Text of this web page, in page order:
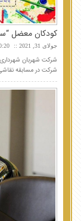
کودکان معضل
جولای 31, 2021 10:20
شرکت شهربان
شرکت در مسابقه نقاشی کودک با